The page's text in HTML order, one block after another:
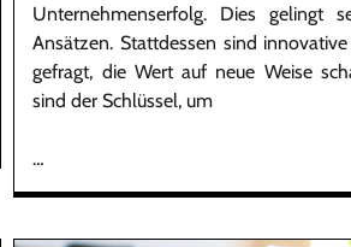
Unternehmenserfolg. Dies gelingt
Ansätzen. Stattdessen sind
gefragt, die Wert auf neue Weise
sind der Schlüssel, um
…